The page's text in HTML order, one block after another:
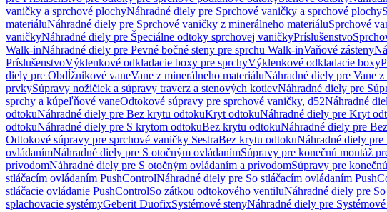
vaničky a sprchové plochyNáhradné diely pre Sprchové vaničky a sprchové plochy
materiáluNáhradné diely pre Sprchové vaničky z minerálneho materiáluSprchové
vaničkyNáhradné diely pre Špeciálne odtoky sprchovej vaničkyPríslušenstvo
Walk-inNáhradné diely pre Pevné bočné steny pre sprchu Walk-inVaňové zásteny
PríslušenstvoVýklenkové odkladacie boxy pre sprchyVýklenkové odkladacie boxy
diely pre Obdĺžnikové vaneVane z minerálneho materiáluNáhradné diely pre Vane
prvkySúpravy nožičiek a súpravy traverz a stenových kotievNáhradné diely pre
sprchy a kúpeľňové vaneOdtokové súpravy pre sprchové vaničky, d52Náhradné
odtokuNáhradné diely pre Bez krytu odtokuKryt odtokuNáhradné diely pre Kryt
odtokuNáhradné diely pre S krytom odtokuBez krytu odtokuNáhradné diely pre
Odtokové súpravy pre sprchové vaničky SestraBez krytu odtokuNáhradné diely
ovládanímNáhradné diely pre S otočným ovládanímSúpravy pre konečnú montáž
prívodomNáhradné diely pre S otočným ovládaním a prívodomSúpravy pre
stláčacím ovládaním PushControlNáhradné diely pre So stláčacím ovládaním
stláčacie ovládanie PushControlSo zátkou odtokového ventiluNáhradné diely pre
splachovacie systémyGeberit DuofixSystémové stenyNáhradné diely pre